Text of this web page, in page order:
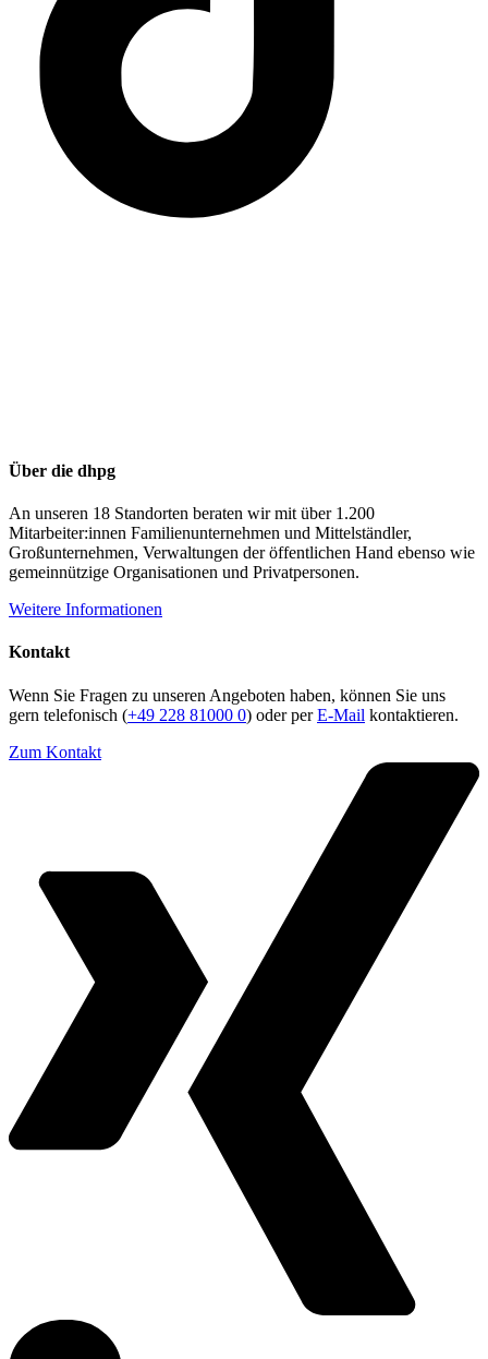
Über die dhpg
An unseren 18 Standorten beraten wir mit über 1.200
Mitarbeiter:innen Familienunternehmen und Mittelständler,
Großunternehmen, Verwaltungen der öffentlichen Hand ebenso wie
gemeinnützige Organisationen und Privatpersonen.
Weitere Informationen
Kontakt
Wenn Sie Fragen zu unseren Angeboten haben, können Sie uns
gern telefonisch (+49 228 81000 0) oder perE-Mail kontaktieren.
Zum Kontakt